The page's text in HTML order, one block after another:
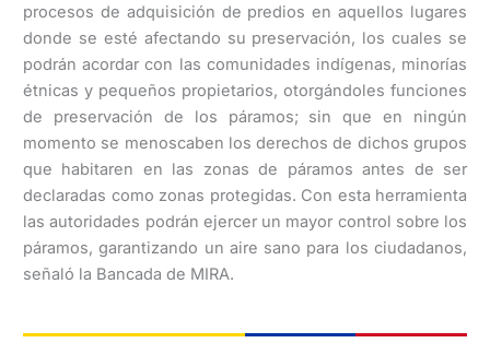
procesos de adquisición de predios en aquellos lugares
donde se esté afectando su preservación, los cuales se
podrán acordar con las comunidades indígenas, minorías
étnicas y pequeños propietarios, otorgándoles funciones
de preservación de los páramos; sin que en ningún
momento se menoscaben los derechos de dichos grupos
que habitaren en las zonas de páramos antes de ser
declaradas como zonas protegidas. Con esta herramienta
las autoridades podrán ejercer un mayor control sobre los
páramos, garantizando un aire sano para los ciudadanos,
señaló la Bancada de MIRA.